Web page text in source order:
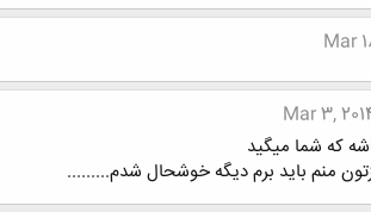
Mar
Mar 3,
که شما ميگيد
منم بايد برم ديگه خوشحال شدم.........